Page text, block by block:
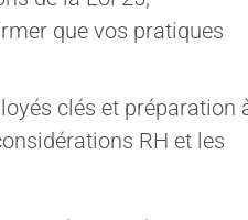
que vos pratiques
clés et préparation
RH et les